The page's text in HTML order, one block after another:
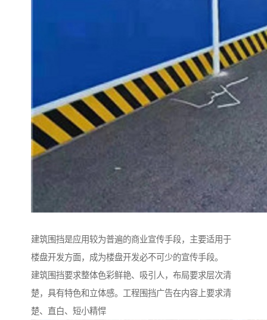
建筑围挡是应用较为普遍的商业宣传手段，主要适用于
楼盘开发方面，成为楼盘开发必不可少的宣传手段。
建筑围挡要求整体色彩鲜艳、吸引人，布局要求层次清
楚，具有特色和立体感。工程围挡广告在内容上要求清
楚、直白、短小精悍